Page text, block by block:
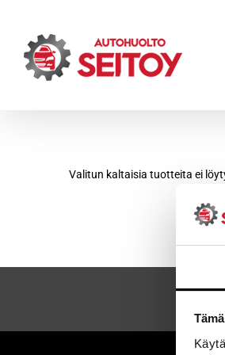
content
Valitun kaltaisia tuotteita ei